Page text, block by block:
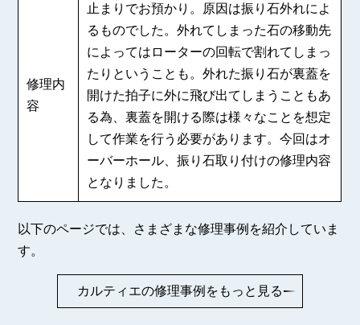
修理内
容
止まりでお預かり。原因は振り石外れによ
るものでした。外れてしまった石の移動先
によってはローターの回転で割れてしまっ
たりということも。外れた振り石が裏蓋を
開けた拍子に外に飛び出てしまうこともあ
る為、裏蓋を開ける際は様々なことを想定
して作業を行う必要があります。今回はオ
ーバーホール、振り石取り付けの修理内容
となりました。
以下のページでは、さまざまな修理事例を紹介していま
す。
カルティエの修理事例をもっと見る